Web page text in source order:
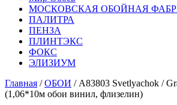
МОСКОВСКАЯ ОБОЙНАЯ
ПАЛИТРА
ПЕНЗА
ПЛИНТЭКС
ФОКС
ЭЛИЗИУМ
Главная /ОБОИ / A83803 Svetlyachok /
(1,06*10м обои винил, флизелин)